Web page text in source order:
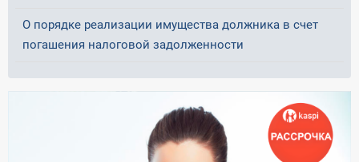
О порядке реализации имущества должника в счет
погашения налоговой задолженности